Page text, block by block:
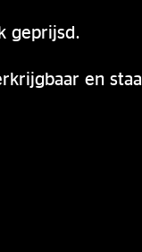
geprijsd.
en